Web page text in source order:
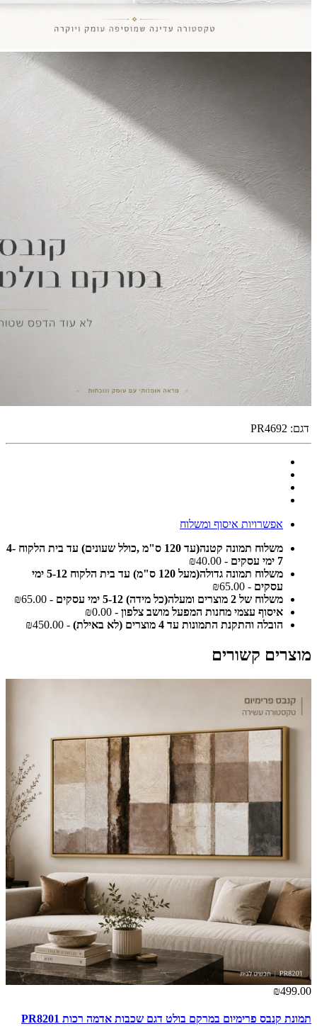
דגם: PR4692
אפשרויות איסוף ומשלוח
משלוח תמונה קטנה(עד 120 ס"מ ,כולל שעונים) עד בית הלקוח 4-
7 ימי עסקים
- ₪40.00
משלוח תמונה גדולה(מעל 120 ס"מ) עד בית הלקוח 5-12 ימי
עסקים - ₪65.00
משלוח של 2 מוצרים ומעלה(כל מידה) 5-12 ימי עסקים
- ₪65.00
איסוף עצמי מחנות המפעל מושב צלפון - ₪0.00
הובלה והתקנת התמונות עד 4 מוצרים (לא באילת)
- ₪450.00
מוצרים קשורים
₪499.00
תמונת קנבס פרימיום במרקם בולט דגם שכבות אדמה רכות PR8201